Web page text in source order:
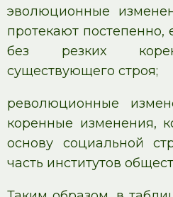
эволюционные
протекают постепенно,
без резких
существующего строя;
революционные
коренные изменения,
основу социальной
часть институтов